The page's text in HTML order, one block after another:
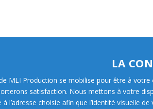
LA
MLI Production se mobilise pour être à
satisfaction. Nous mettons à votre
à l’adresse choisie afin que l’identité visuelle